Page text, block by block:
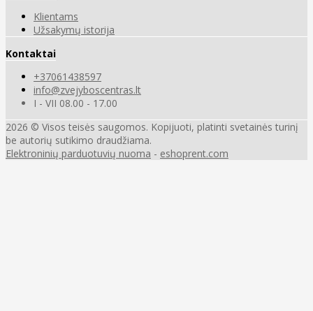
Klientams
Užsakymų istorija
Kontaktai
+37061438597
info@zvejyboscentras.lt
I - VII 08.00 - 17.00
2026 © Visos teisės saugomos. Kopijuoti, platinti svetainės turinį
be autorių sutikimo draudžiama.
Elektroninių parduotuvių nuoma - eshoprent.com